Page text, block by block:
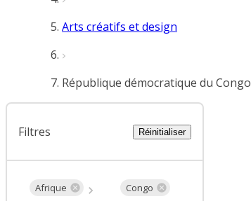
Arts créatifs et design
République démocratique du Congo
Filtres Réinitialiser
Afrique
Congo